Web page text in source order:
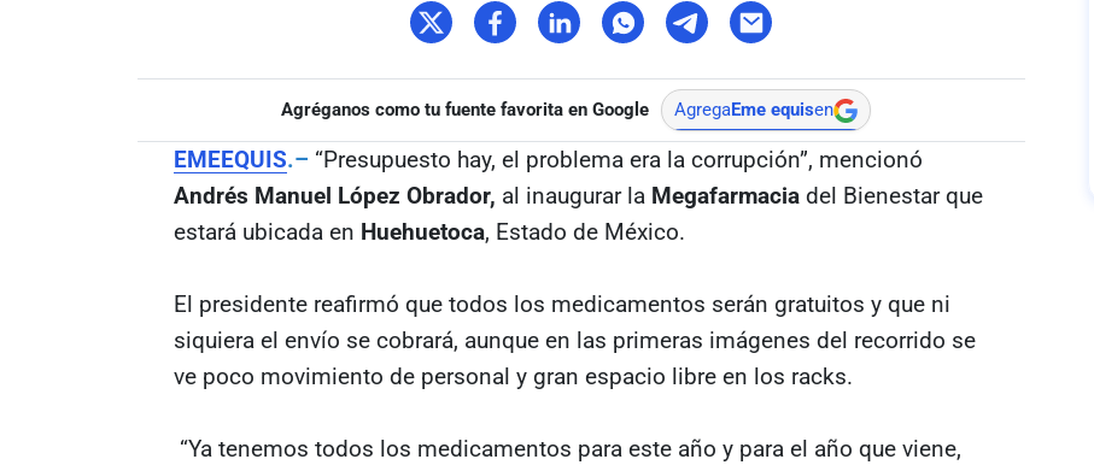
Agréganos como tu fuente favorita en Google AgregaEme equisen
EMEEQUIS.– “Presupuesto hay, el problema era la corrupción”, mencionó
Andrés Manuel López Obrador, al inaugurar la Megafarmacia del Bienestar que
estará ubicada en Huehuetoca, Estado de México.
El presidente reafirmó que todos los medicamentos serán gratuitos y que ni
siquiera el envío se cobrará, aunque en las primeras imágenes del recorrido se
ve poco movimiento de personal y gran espacio libre en los racks.
“Ya tenemos todos los medicamentos para este año y para el año que viene,